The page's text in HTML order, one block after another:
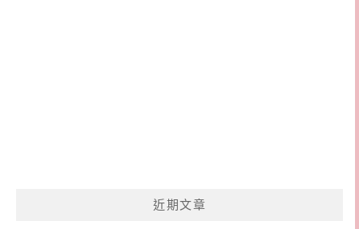
近期文章